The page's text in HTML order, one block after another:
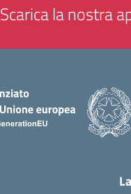
Scarica la nostra